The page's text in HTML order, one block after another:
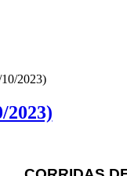
2023)
2023)